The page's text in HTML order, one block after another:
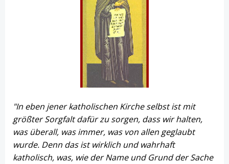
"In eben jener katholischen Kirche selbst ist mit
größter Sorgfalt dafür zu sorgen, dass wir halten,
was überall, was immer, was von allen geglaubt
wurde. Denn das ist wirklich und wahrhaft
katholisch, was, wie der Name und Grund der Sache